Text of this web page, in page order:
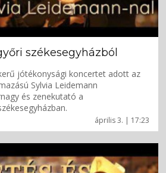
április 3. | 17:23
székesegyházból
jótékonysági koncertet adott az
Sylvia Leidemann
és zenekutató a